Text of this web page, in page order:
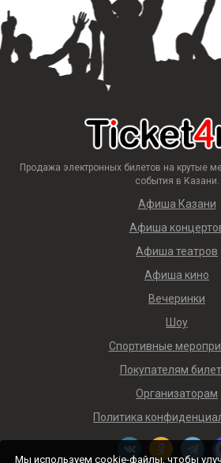
Продажа электронных билетов на крутые
события в Казани.
Афиша Казани
Афиша
Афиша театров
Афиша кино
Вечеринки
Шоу
Спортивные
Покупателям
Организаторам
Политика
Мы используем cookie-файлы, чтобы